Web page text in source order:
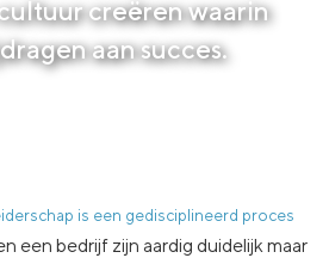
creëren waarin
aan succes.
is een gedisciplineerd proces
een bedrijf zijn aardig duidelijk maar